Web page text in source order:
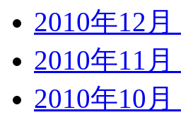
2010年12月
2010年11月
2010年10月